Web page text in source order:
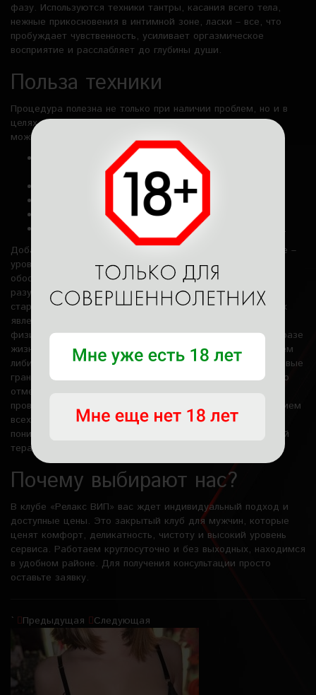
фазу. Используются техники тантры, касания всего тела,
нежные прикосновения в интимной зоне, ласки – все, что
пробуждает чувственность, усиливает оргазмическое
восприятие и расслабляет до глубины души.
Польза техники
Процедура полезна не только при наличии проблем, но и в
целях профилактики. Вот несколько эффектов, которые
можно ощутить уже после первой сессии:
Улучшение работы предстательной железы, снятие
Повышение потенции и качества эрекции.
Более яркие и глубокие оргазмы.
Снижение нервного напряжения, снятие стресса.
Улучшение сна, настроения и общего самочувствия.
Добавление эротического аспекта усиливает воздействие –
уровень эндорфинов растет, телесное восприятие
обостряется, снижается тревожность, а энергия тела и
разума гармонизируется. Сеансы понравятся мужчинам
старше 30 лет для профилактики простатита и застойных
явлений. Они исключительно полезны при регулярных
физических нагрузках или, наоборот, малоподвижном образе
жизни, тем клиентам, которые сталкиваются со снижением
либидо или эректильной дисфункцией, хотят испытать новые
грани чувственности и глубокой телесной разрядки. Важно
отметить, что эромассаж в «Релакс ВИП» в Москве
проводится исключительно профессионально, с соблюдением
всех гигиенических норм. Это не интим-услуга в прямом
понимании, а особый формат оздоровительно-чувственной
терапии.
Почему выбирают нас?
В клубе «Релакс ВИП» вас ждет индивидуальный подход и
доступные цены. Это закрытый клуб для мужчин, которые
ценят комфорт, деликатность, чистоту и высокий уровень
сервиса. Работаем круглосуточно и без выходных, находимся
в удобном районе. Для получения консультации просто
оставьте заявку.
` Предыдущая Следующая